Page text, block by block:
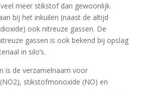
meer stikstof dan gewoonlijk.
bij het inkuilen (naast de altijd
ook nitreuze gassen. De
gassen is ook bekend bij opslag
in silo’s.
is de verzamelnaam voor
stikstofmonoxide (NO) en